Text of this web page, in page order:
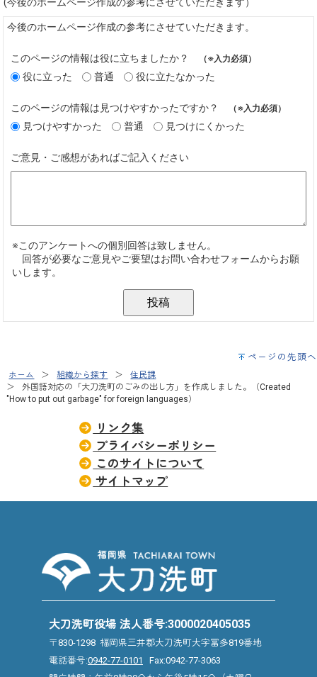
ページの先頭へ
ホーム 組織から探す
住民課
外国語対応の「大刀洗町のごみの出し方」を作成しました。（Created
"How to put out garbage" for foreign languages）
リンク集
プライバシーポリシー
このサイトについて
サイトマップ
大刀洗町役場 法人番号:3000020405035
〒830-1298 福岡県三井郡大刀洗町大字冨多819番地
電話番号:0942-77-0101
Fax:0942-77-3063